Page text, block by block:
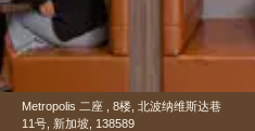
Metropolis 二座 , 8楼, 北波纳维斯达巷
11号, 新加坡, 138589